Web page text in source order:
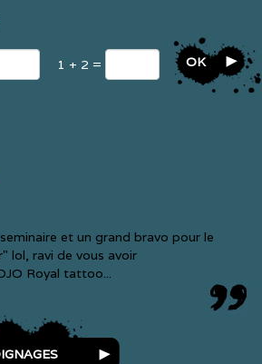
1 + 2 = OK
et un grand bravo pour le
lol, ravi de vous avoir
Royal tattoo...